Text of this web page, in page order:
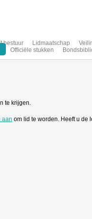
bestuur Lidmaatschap
Officiële stukken
te krijgen.
aan om lid te worden. Heeft u de